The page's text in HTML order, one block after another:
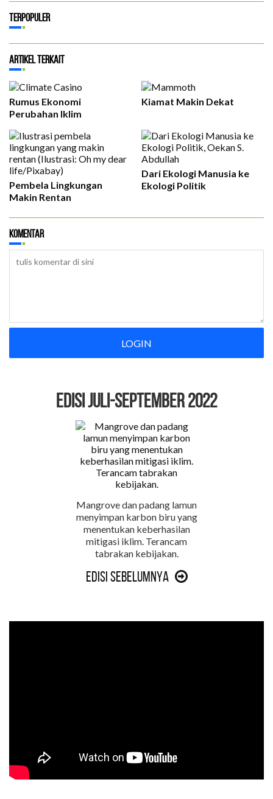
Terpopuler
Artikel Terkait
Rumus Ekonomi
Perubahan Iklim
Kiamat Makin Dekat
Pembela Lingkungan
Makin Rentan
Dari Ekologi Manusia ke
Ekologi Politik
Komentar
LOGIN
EDISI Juli-September 2022
Mangrove dan padang lamun
menyimpan karbon biru yang
menentukan keberhasilan
mitigasi iklim. Terancam
tabrakan kebijakan.
Edisi Sebelumnya